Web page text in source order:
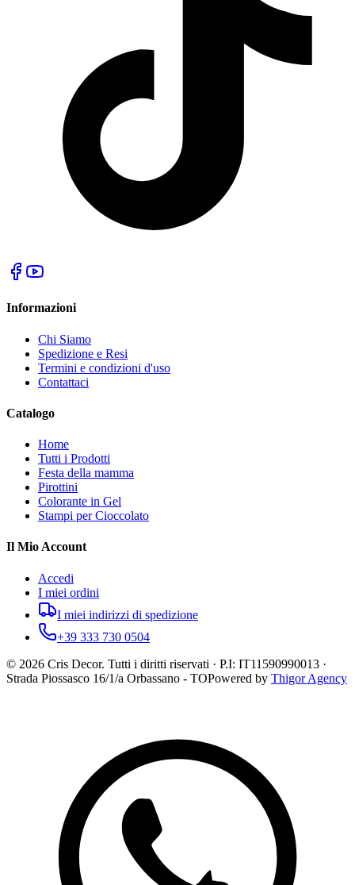
Informazioni
Chi Siamo
Spedizione e Resi
Termini e condizioni d'uso
Contattaci
Catalogo
Home
Tutti i Prodotti
Festa della mamma
Pirottini
Colorante in Gel
Stampi per Cioccolato
Il Mio Account
Accedi
I miei ordini
I miei indirizzi di spedizione
+39 333 730 0504
© 2026 Cris Decor. Tutti i diritti riservati · P.I: IT11590990013 ·
Strada Piossasco 16/1/a Orbassano - TOPowered by Thigor Agency